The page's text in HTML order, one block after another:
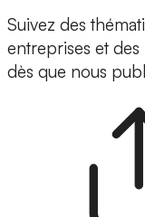
Suivez des
entreprises et
dès que nous